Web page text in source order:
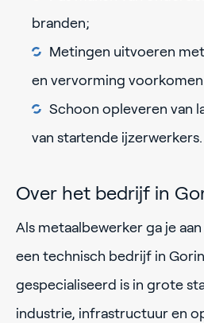
branden;
Metingen uitvoeren
en vervorming
Schoon opleveren van
van startende ijzerwerkers.
Over het bedrijf in
Als metaalbewerker ga je
een technisch bedrijf in
gespecialiseerd is in grote
industrie, infrastructuur en